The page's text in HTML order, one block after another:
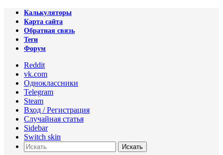
Калькуляторы
Карта сайта
Обратная связь
Теги
Форум
Reddit
vk.com
Одноклассники
Telegram
Steam
Вход / Регистрация
Случайная статья
Sidebar
Switch skin
Искать